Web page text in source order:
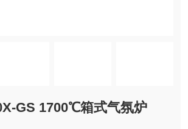
GS 1700℃箱式气氛炉